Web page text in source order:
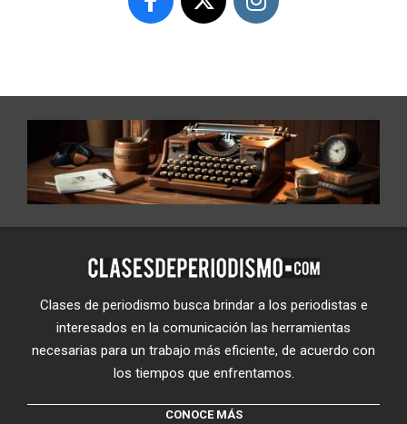
Clases de periodismo busca brindar a los periodistas e
interesados en la comunicación las herramientas
necesarias para un trabajo más eficiente, de acuerdo con
los tiempos que enfrentamos.
CONOCE MÁS